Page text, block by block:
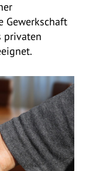
Gewerkschaft
privaten